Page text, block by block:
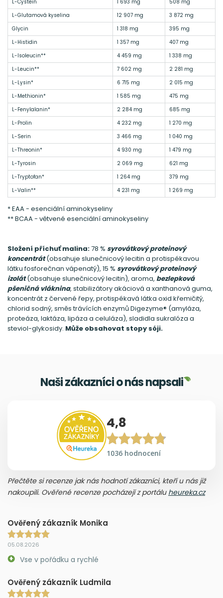
L-Cystein 1 693 mg
508 mg
L-Glutamová kyselina
12 907 mg
3 872 mg
Glycin
1 318 mg
395 mg
L-Histidin
1 357 mg
407 mg
L-Isoleucin**
4 459 mg
1 338 mg
L-Leucin**
7 602 mg
2 281 mg
L-Lysin*
6 715 mg
2 015 mg
L-Methionin*
1 585 mg
475 mg
L-Fenylalanin*
2 284 mg
685 mg
L-Prolin
4 232 mg
1 270 mg
L-Serin
3 466 mg
1 040 mg
L-Threonin*
4 930 mg
1 479 mg
L-Tyrosin
2 069 mg
621 mg
L-Tryptofan*
1 264 mg
379 mg
L-Valin**
4 231 mg 1 269 mg
* EAA - esenciální aminokyseliny
** BCAA - větvené esenciální aminokyseliny
Složení příchuť malina:78 % syrovátkový proteinový
koncentrát(obsahuje slunečnicový lecitin a protispékavou
látku fosforečnan vápenatý), 15 % syrovátkový proteinový
izolát(obsahuje slunečnicový lecitin), aroma, bezlepková
pšeničná vláknina, stabilizátory akáciová a xanthanová guma,
koncentrát z červené řepy, protispékavá látka oxid křemičitý,
chlorid sodný, směs trávících enzymů Digezyme® (amyláza,
proteáza, laktáza, lipáza a celuláza), sladidla sukralóza a
steviol-glykosidy. Může obsahovat stopy sóji.
Naši zákazníci o nás napsali
4,8
1036 hodnocení
Přečtěte si recenze jak nás hodnotí zákazníci, kteří u nás již
nakoupili. Ověřené recenze pocházejí z portálu heureka.cz
Ověřený zákazník Monika
05.08.2026
Vse v pořádku a rychlé
Ověřený zákazník Ludmila